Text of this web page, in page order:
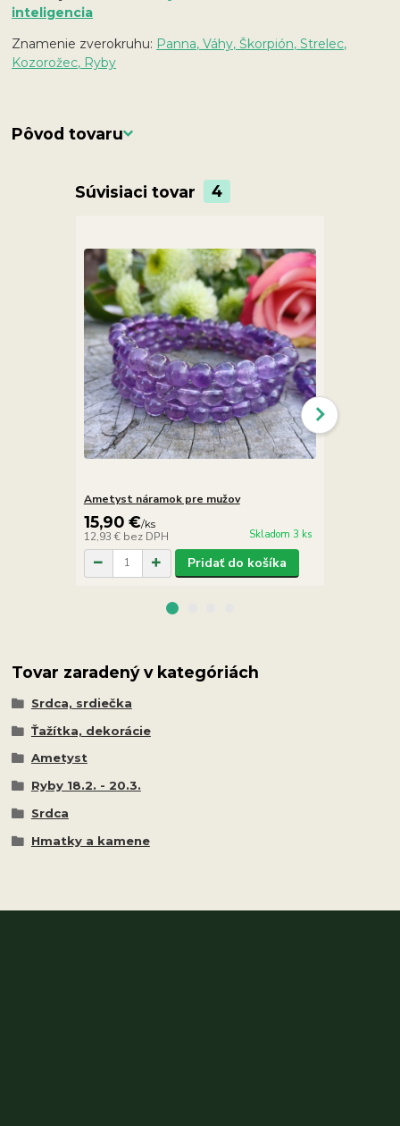
inteligencia
Znamenie zverokruhu: Panna, Váhy, Škorpión, Strelec,
Kozorožec, Ryby
Pôvod tovaru
Súvisiaci tovar 4
Ametyst náramok pre mužov
15,90 €/ks
12,93 € bez DPH Skladom 3 ks
Pridať do košíka
Tovar zaradený v kategóriách
Srdca, srdiečka
Ťažítka, dekorácie
Ametyst
Ryby 18.2. - 20.3.
Srdca
Hmatky a kamene